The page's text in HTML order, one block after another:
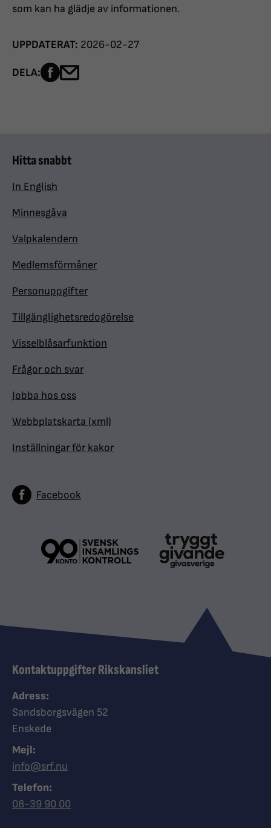
som kan ha glädje av informationen.
UPPDATERAT: 2026-02-27
DELA: Dela sidan på Facebook
Hitta snabbt
In English
Minnesgåva
Valpkalendern
Medlemsförmåner
Personuppgifter
Tillgänglighetsredogörelse
Visselblåsarfunktion
Frågor och svar
Jobba hos oss
Webbplatskarta (xml)
Inställningar för kakor
Facebook
Kontaktuppgifter Rikskansliet
Adress:
Sandsborgsvägen 52
Enskede
Mejl:
info@srf.nu
Telefon:
Ring Synskadades riksförbund
08-39 90 00